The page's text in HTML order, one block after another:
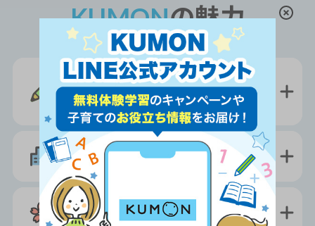
KUMONの魅力
学習習慣と集中力が
身につく
学校の授業に強くなる
将来の受験に役立つ